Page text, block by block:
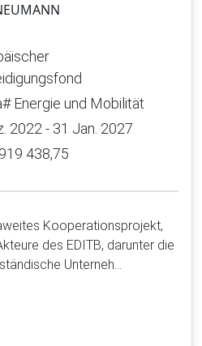
Energie und Mobilität
2022 - 31 Jan. 2027
438,75
Kooperationsprojekt,
des EDITB, darunter die
Unterneh…